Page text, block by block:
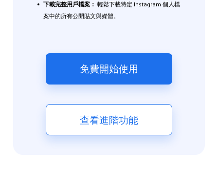
下載完整用戶檔案： 輕鬆下載特定 Instagram 個人檔
案中的所有公開貼文與媒體。
免費開始使用
查看進階功能